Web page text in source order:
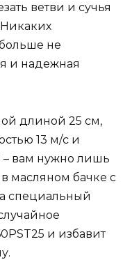
ветви и сучья
не
и надежная
длиной 25 см,
13 м/с и
– вам нужно лишь
масляном бачке с
специальный
и избавит